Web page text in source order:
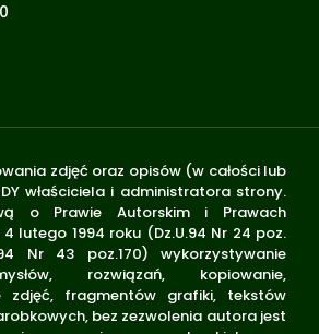
zdjęć oraz opisów (w całości lub
właściciela i administratora strony.
o Prawie Autorskim i Prawach
lutego 1994 roku (Dz.U.94 Nr 24 poz.
Nr 43 poz.170) wykorzystywanie
rozwiązań, kopiowanie,
zdjęć, fragmentów grafiki, tekstów
bez zezwolenia autora jest